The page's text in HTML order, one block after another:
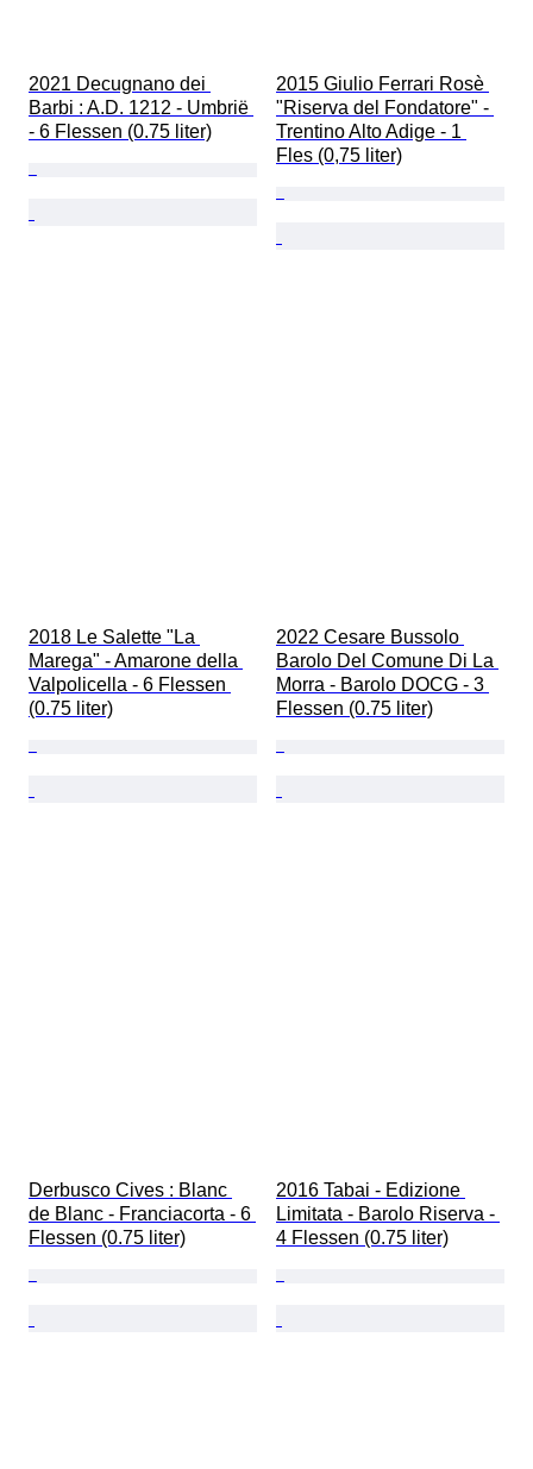
2021 Decugnano dei
Barbi : A.D. 1212 - Umbrië
- 6 Flessen (0.75 liter)
2015 Giulio Ferrari Rosè
"Riserva del Fondatore" -
Trentino Alto Adige - 1
Fles (0,75 liter)
2018 Le Salette "La
Marega" - Amarone della
Valpolicella - 6 Flessen
(0.75 liter)
2022 Cesare Bussolo
Barolo Del Comune Di La
Morra - Barolo DOCG - 3
Flessen (0.75 liter)
Derbusco Cives : Blanc
de Blanc - Franciacorta - 6
Flessen (0.75 liter)
2016 Tabai - Edizione
Limitata - Barolo Riserva -
4 Flessen (0.75 liter)